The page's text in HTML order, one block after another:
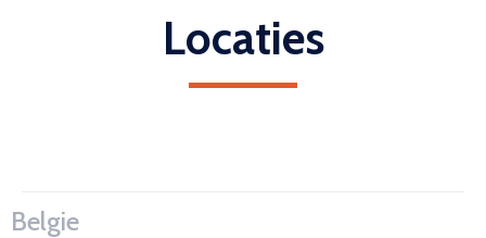
Locaties
Belgie